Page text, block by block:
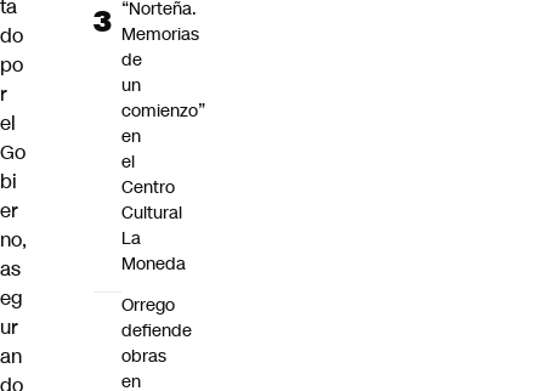
ta
do
po
r
el
Go
bi
er
no,
as
eg
ur
an
“Norteña.
Memorias
de
un
comienzo”
en
el
Centro
Cultural
La
Moneda
Orrego
defiende
obras
en